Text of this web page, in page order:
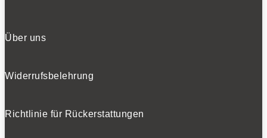
Über uns
Widerrufsbelehrung
Richtlinie für Rückerstattungen